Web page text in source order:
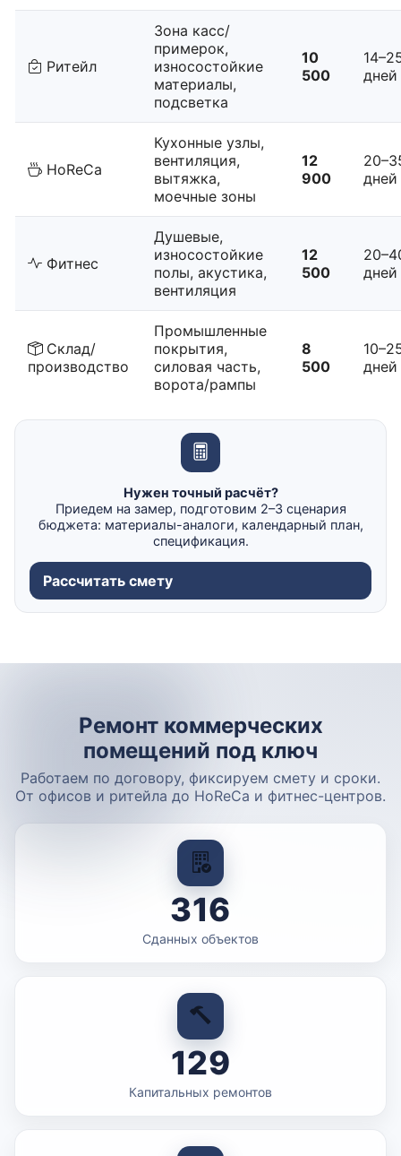
Ритейл
Зона касс/
примерок,
износостойкие
материалы,
подсветка
10
500
дней
HoReCa
Кухонные узлы,
вентиляция,
вытяжка,
моечные зоны
12
900
дней
Фитнес
Душевые,
износостойкие
полы, акустика,
вентиляция
12
500
дней
Склад/
производство
Промышленные
покрытия,
силовая часть,
ворота/рампы
8
500
дней
Нужен точный расчёт?
Приедем на замер, подготовим 2–3 сценария
бюджета: материалы-аналоги, календарный план,
спецификация.
Рассчитать смету
Ремонт коммерческих
помещений под ключ
Работаем по договору, фиксируем смету и сроки.
От офисов и ритейла до HoReCa и фитнес-центров.
316
Сданных объектов
129
Капитальных ремонтов